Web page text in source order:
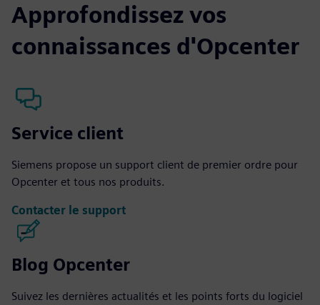
Approfondissez vos
connaissances d'Opcenter
Service client
Siemens propose un support client de premier ordre pour
Opcenter et tous nos produits.
Contacter le support
Blog Opcenter
Suivez les dernières actualités et les points forts du logiciel